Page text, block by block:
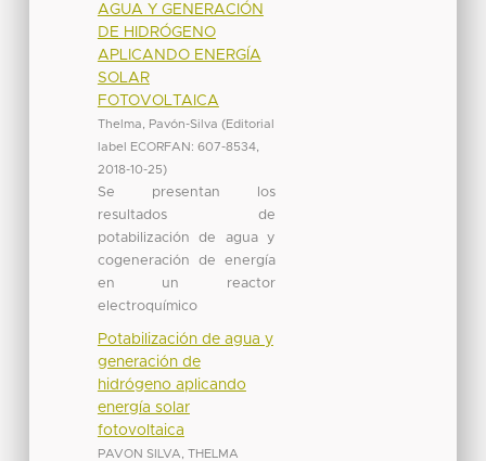
AGUA Y GENERACIÓN
DE HIDRÓGENO
APLICANDO ENERGÍA
SOLAR
FOTOVOLTAICA
Thelma, Pavón-Silva (Editorial
label ECORFAN: 607-8534,
2018-10-25)
Se presentan los
resultados de
potabilización de agua y
cogeneración de energía
en un reactor
electroquímico
Potabilización de agua y
generación de
hidrógeno aplicando
energía solar
fotovoltaica
PAVON SILVA, THELMA